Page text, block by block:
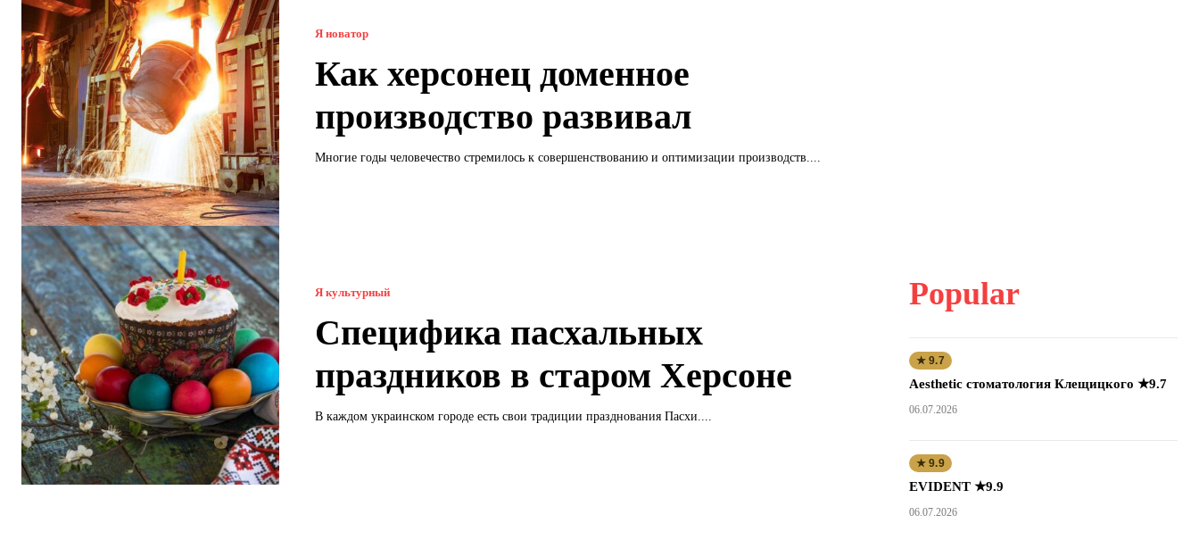
Я новатор
Как херсонец доменное
производство развивал
Многие годы человечество стремилось к совершенствованию и оптимизации производств....
Я культурный
Специфика пасхальных
праздников в старом Херсоне
В каждом украинском городе есть свои традиции празднования Пасхи....
Popular
★ 9.7
Aesthetic стоматология Клещицкого ★9.7
06.07.2026
★ 9.9
EVIDENT ★9.9
06.07.2026